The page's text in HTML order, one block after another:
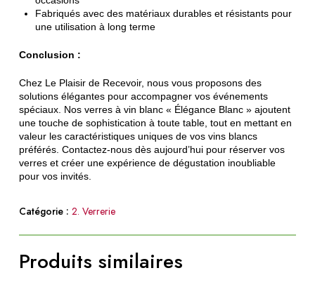
Fabriqués avec des matériaux durables et résistants pour
une utilisation à long terme
Conclusion :
Chez Le Plaisir de Recevoir, nous vous proposons des
solutions élégantes pour accompagner vos événements
spéciaux. Nos verres à vin blanc « Élégance Blanc » ajoutent
une touche de sophistication à toute table, tout en mettant en
valeur les caractéristiques uniques de vos vins blancs
préférés. Contactez-nous dès aujourd’hui pour réserver vos
verres et créer une expérience de dégustation inoubliable
pour vos invités.
Catégorie : 2. Verrerie
Produits similaires